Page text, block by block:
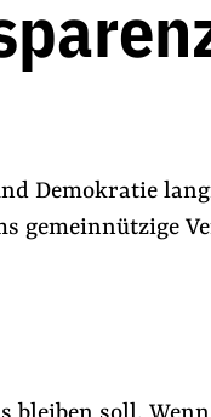
Demokratie
gemeinnützige